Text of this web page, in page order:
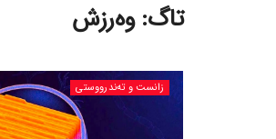
تاگ:وەرزش
زانست و تەندرووستی